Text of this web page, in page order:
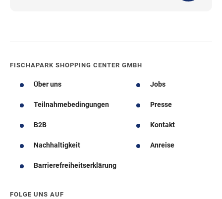
FISCHAPARK SHOPPING CENTER GMBH
Über uns Jobs
Teilnahmebedingungen Presse
B2B Kontakt
Nachhaltigkeit Anreise
Barrierefreiheitserklärung
FOLGE UNS AUF